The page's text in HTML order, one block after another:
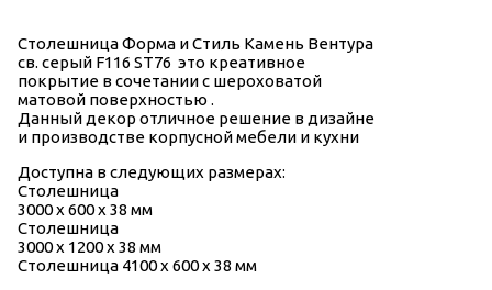
Столешница Форма и Стиль Камень Вентура
св. серый F116 ST76 это креативное
покрытие в сочетании с шероховатой
матовой поверхностью .
Данный декор отличное решение в дизайне
и производстве корпусной мебели и кухни
Доступна в следующих размерах:
Столешница
3000 х 600 х 38 мм
Столешница
3000 х 1200 х 38 мм
Столешница 4100 х 600 х 38 мм